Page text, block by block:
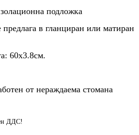
подложка
в гланциран или матиран
60х3.8см.
от нераждаема стомана
ДДС!